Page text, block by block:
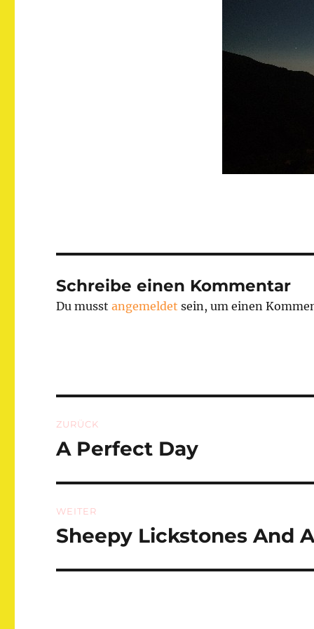
Schreibe einen Kommentar
Du musstangemeldet sein, um einen
ZURÜCK
Vorheriger
A Perfect Day
WEITER
Nächster
Sheepy Lickstones And